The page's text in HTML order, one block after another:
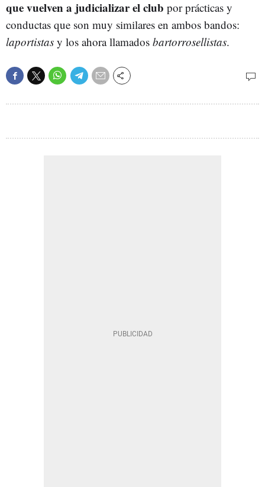
que vuelven a judicializar el club por prácticas y
conductas que son muy similares en ambos bandos:
laportistas y los ahora llamados bartorrosellistas.